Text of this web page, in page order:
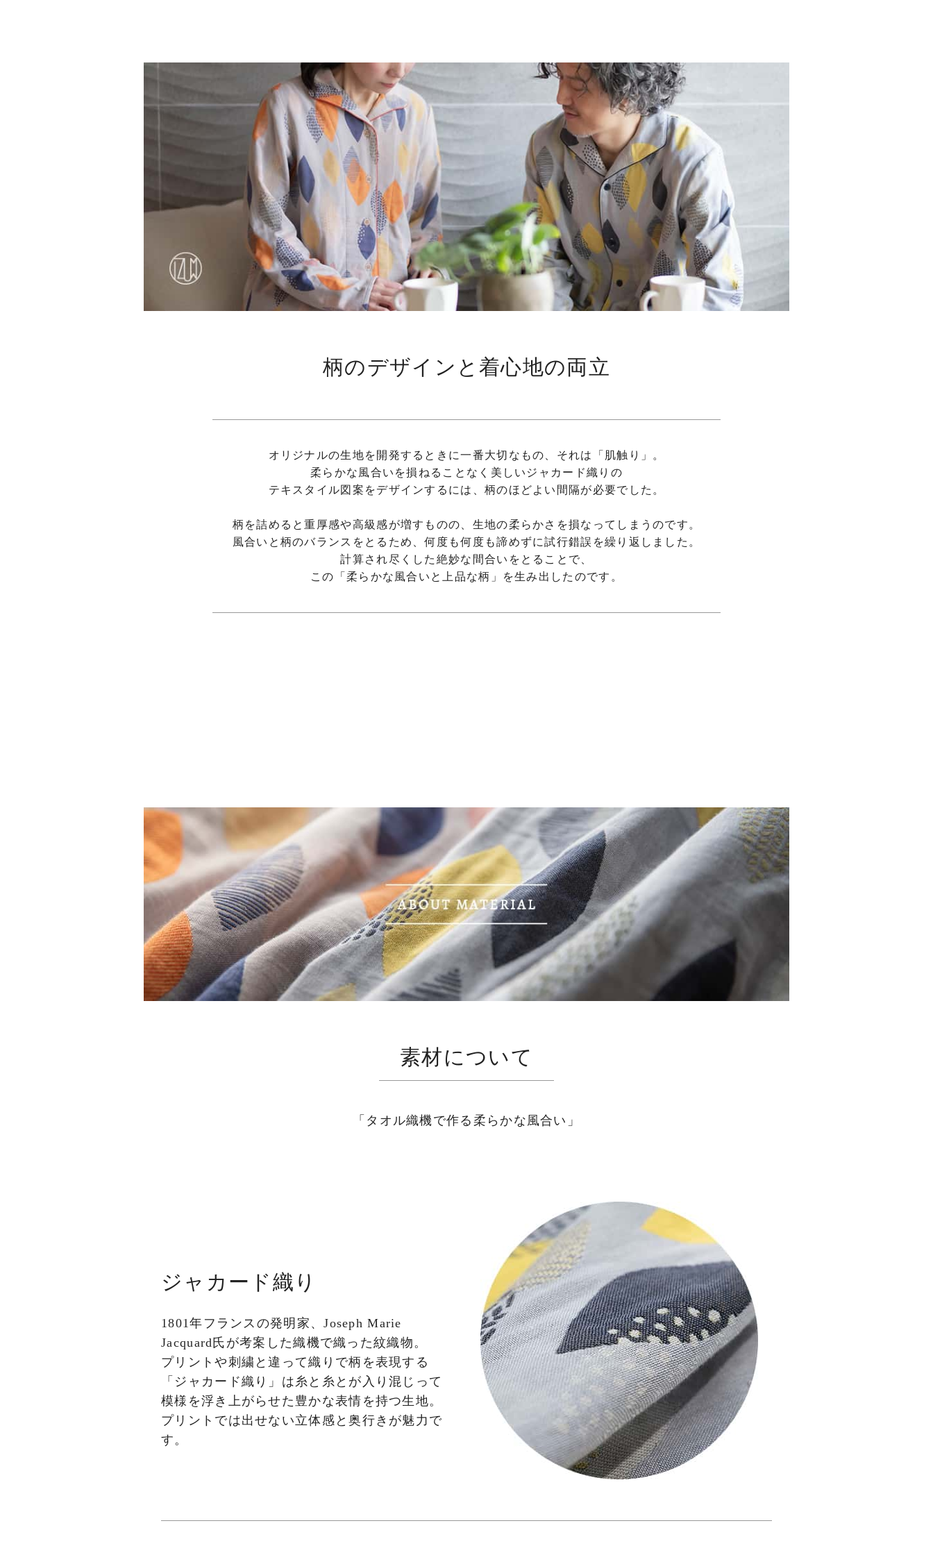
柄のデザインと着心地の両立
オリジナルの生地を開発するときに一番大切なもの、それは「肌触り」。
柔らかな風合いを損ねることなく美しいジャカード織りの
テキスタイル図案をデザインするには、柄のほどよい間隔が必要でした。
柄を詰めると重厚感や高級感が増すものの、生地の柔らかさを損なってしまうのです。
風合いと柄のバランスをとるため、何度も何度も諦めずに試行錯誤を繰り返しました。
計算され尽くした絶妙な間合いをとることで、
この「柔らかな風合いと上品な柄」を生み出したのです。
素材について
「タオル織機で作る柔らかな風合い」
ジャカード織り
1801年フランスの発明家、Joseph Marie
Jacquard氏が考案した織機で織った紋織物。
プリントや刺繍と違って織りで柄を表現する
「ジャカード織り」は糸と糸とが入り混じって
模様を浮き上がらせた豊かな表情を持つ生地。
プリントでは出せない立体感と奥行きが魅力で
す。